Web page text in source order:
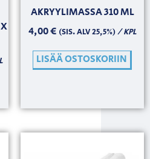
AKRYYLIMASSA 310 ML
4,00€ (SIS. ALV 25,5%)/ KPL
LISÄÄ OSTOSKORIIN